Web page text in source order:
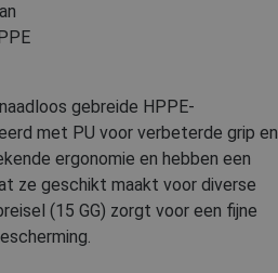
gebreide HPPE-
met PU voor verbeterde grip en
ergonomie en hebben een
ze geschikt maakt voor diverse
(15 GG) zorgt voor een fijne